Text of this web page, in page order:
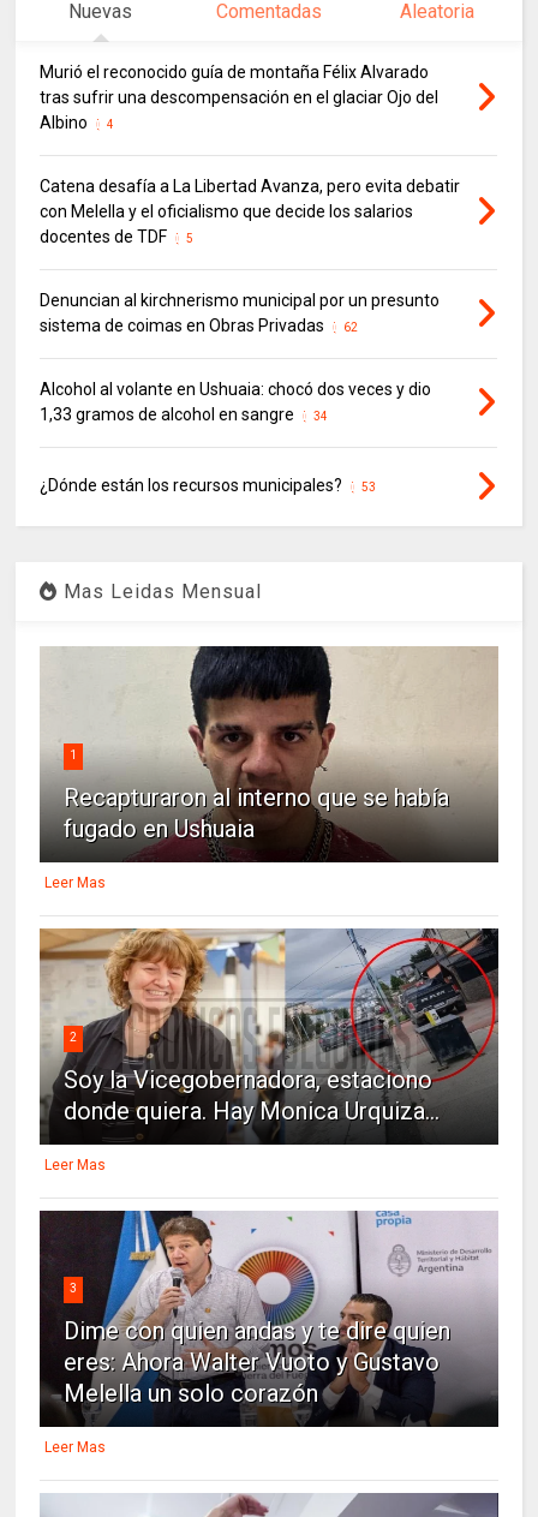
Nuevas Comentadas Aleatoria
Murió el reconocido guía de montaña Félix Alvarado
tras sufrir una descompensación en el glaciar Ojo del
Albino
4
Catena desafía a La Libertad Avanza, pero evita debatir
con Melella y el oficialismo que decide los salarios
docentes de TDF
5
Denuncian al kirchnerismo municipal por un presunto
sistema de coimas en Obras Privadas
62
Alcohol al volante en Ushuaia: chocó dos veces y dio
1,33 gramos de alcohol en sangre
34
¿Dónde están los recursos municipales? 53
Mas Leidas Mensual
1
Recapturaron al interno que se había
fugado en Ushuaia
Leer Mas
2
Soy la Vicegobernadora, estaciono
donde quiera. Hay Monica Urquiza...
Leer Mas
3
Dime con quien andas y te dire quien
eres: Ahora Walter Vuoto y Gustavo
Melella un solo corazón
Leer Mas